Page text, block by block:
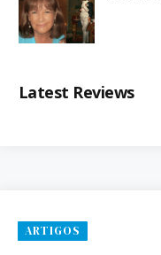
Latest Reviews
ARTIGOS